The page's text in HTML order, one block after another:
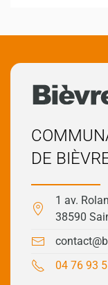
DE
1 av.
38590
04 76 93